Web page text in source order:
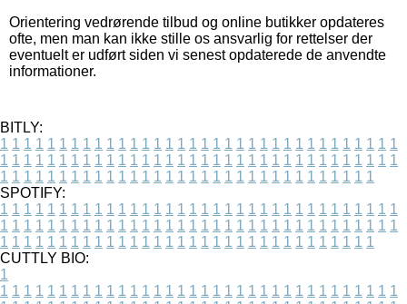
Orientering vedrørende tilbud og online butikker opdateres
ofte, men man kan ikke stille os ansvarlig for rettelser der
eventuelt er udført siden vi senest opdaterede de anvendte
informationer.
BITLY:
1 1 1 1 1 1 1 1 1 1 1 1 1 1 1 1 1 1 1 1 1 1 1 1 1 1 1 1 1 1 1 1 1 1
1 1 1 1 1 1 1 1 1 1 1 1 1 1 1 1 1 1 1 1 1 1 1 1 1 1 1 1 1 1 1 1 1 1
1 1 1 1 1 1 1 1 1 1 1 1 1 1 1 1 1 1 1 1 1 1 1 1 1 1 1 1 1 1 1 1
SPOTIFY:
1 1 1 1 1 1 1 1 1 1 1 1 1 1 1 1 1 1 1 1 1 1 1 1 1 1 1 1 1 1 1 1 1 1
1 1 1 1 1 1 1 1 1 1 1 1 1 1 1 1 1 1 1 1 1 1 1 1 1 1 1 1 1 1 1 1 1 1
1 1 1 1 1 1 1 1 1 1 1 1 1 1 1 1 1 1 1 1 1 1 1 1 1 1 1 1 1 1 1 1
CUTTLY BIO:
1
1 1 1 1 1 1 1 1 1 1 1 1 1 1 1 1 1 1 1 1 1 1 1 1 1 1 1 1 1 1 1 1 1 1